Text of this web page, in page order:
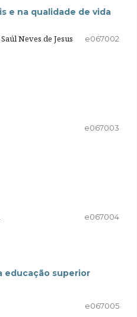
e na qualidade de vida
Neves de Jesus
e067002
e067003
e067004
educação superior
e067005